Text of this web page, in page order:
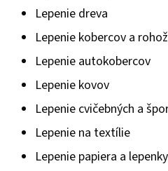
Lepenie dreva
Lepenie kobercov a
Lepenie autokobercov
Lepenie kovov
Lepenie cvičebných a
Lepenie na textílie
Lepenie papiera a lepenky